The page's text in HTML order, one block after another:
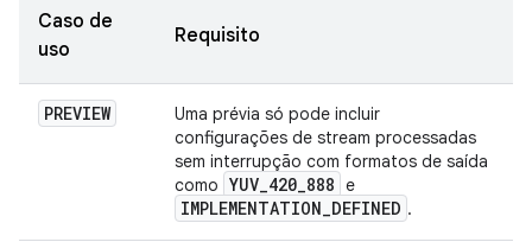
Caso de
uso
Requisito
PREVIEW
Uma prévia só pode incluir
configurações de stream processadas
sem interrupção com formatos de saída
como YUV_420_888 e
IMPLEMENTATION_DEFINED .